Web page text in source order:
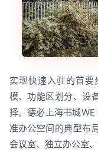
实现快速入驻的首
模、功能区划分、设
择。德必上海书城
准办公空间的典型布
会议室、独立办公室